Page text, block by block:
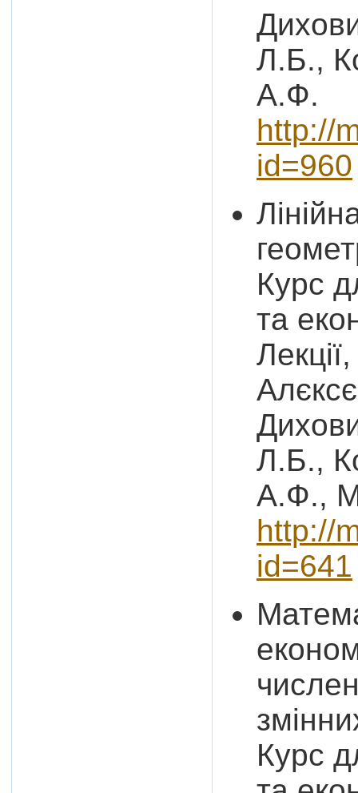
Л.Б.,
А.Ф.
http://
id=960
Курс
та
Л.Б.,
А.Ф.,
http://
id=641
Курс